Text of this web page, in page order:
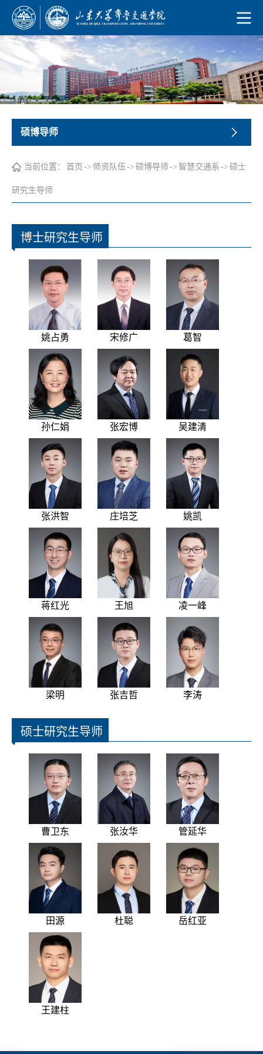
硕博导师
当前位置： 首页 -> 师资队伍 -> 硕博导师-> 智慧交通系 -> 硕士
研究生导师
博士研究生导师
姚占勇 宋修广 葛智
孙仁娟 张宏博 吴建清
张洪智 庄培芝 姚凯
蒋红光 王旭 凌一峰
梁明 张吉哲 李涛
硕士研究生导师
曹卫东 张汝华 管延华
田源 杜聪 岳红亚
王建柱